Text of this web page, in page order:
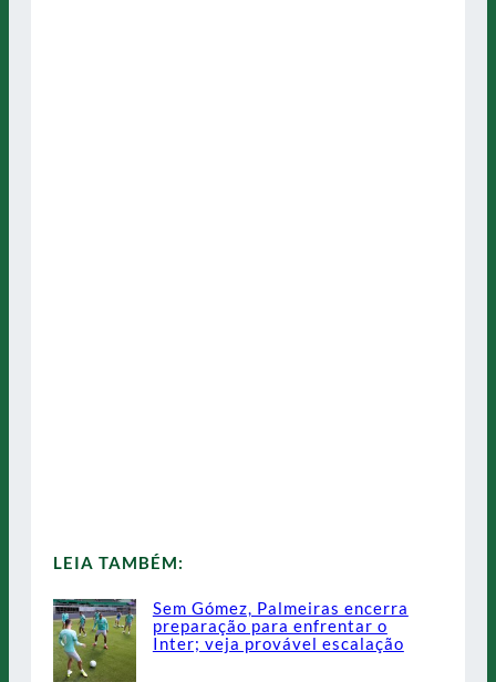
LEIA TAMBÉM:
Sem Gómez, Palmeiras encerra
preparação para enfrentar o
Inter; veja provável escalação